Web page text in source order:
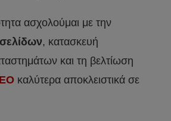
ασχολούμαι με την
, κατασκευή
και τη βελτίωση
καλύτερα αποκλειστικά σε